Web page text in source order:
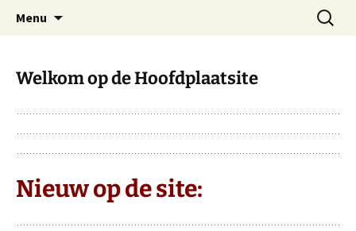
Hoofdplaat.com
Dorp achter de dijk
Menu
Zoeken
naar:
Welkom op de Hoofdplaatsite
Nieuw op de site: